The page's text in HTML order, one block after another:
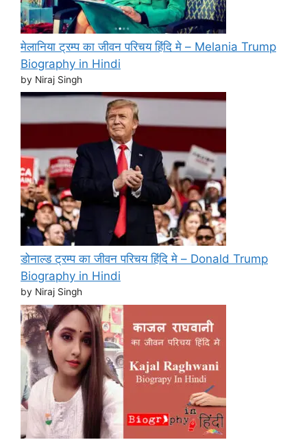
मेलानिया ट्रम्प का जीवन परिचय हिंदि मे – Melania Trump
Biography in Hindi
by Niraj Singh
डोनाल्ड ट्रम्प का जीवन परिचय हिंदि मे – Donald Trump
Biography in Hindi
by Niraj Singh